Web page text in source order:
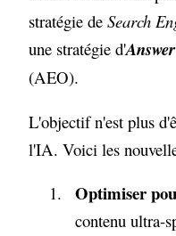
stratégie deSearch
une stratégie d'
(AEO).
L'objectif n'est plus
l'IA. Voici les
Optimiser
contenu ultra-